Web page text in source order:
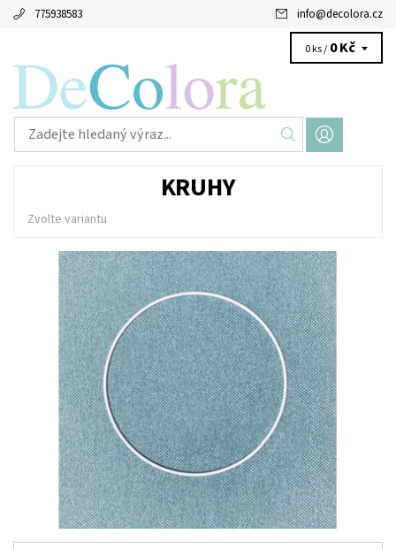
775938583 info@decolora.cz
0 ks / 0 Kč
KRUHY
Zvolte variantu